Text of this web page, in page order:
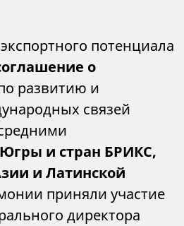
потенциала
о
развитию и
связей
и стран БРИКС,
и Латинской
приняли участие
директора